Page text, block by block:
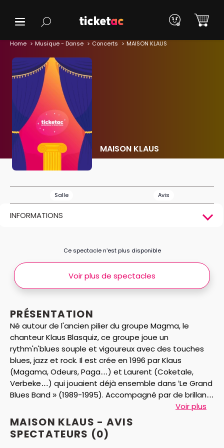
Home Musique - Danse Concerts MAISON KLAUS
MAISON KLAUS
Salle Avis
INFORMATIONS
PRÉSENTATION
Né autour de l'ancien pilier du groupe Magma, le
chanteur Klaus Blasquiz, ce groupe joue un
rythm'n'blues souple et vigoureux avec des touches
blues, jazz et rock. Il est crée en 1996 par Klaus
(Magama, Odeurs, Paga…) et Laurent (Coketale,
Verbeke…) qui jouaient déjà ensemble dans ‘Le Grand
Blues Band » (1989-1995). Accompagné par de brillants
musiciens, Denis Leloup ( Bloc-Note, Francis Lockwood
4tet…), Gilles Erhart (Birkin, Souchon…), Benoît
Widemann (Magma, Alien 5tet…) et Eric Lafont (
Hantson, Milteau…), leur objectif est de jouer avec
Voir plus
Ce spectacle n’est plus disponible
Voir plus de spectacles
MAISON KLAUS - AVIS
SPECTATEURS (0)